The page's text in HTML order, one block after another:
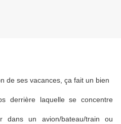
de ses vacances, ça fait un bien
derrière laquelle se concentre
dans un avion/bateau/train ou